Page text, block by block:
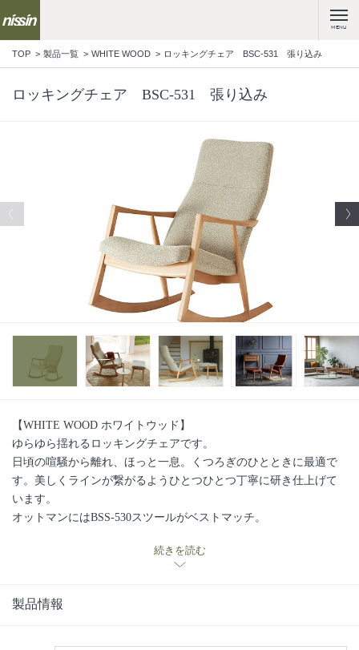
MENU
TOP 製品一覧 WHITE WOOD ロッキングチェア BSC-531 張り込み
ロッキングチェア BSC-531 張り込み
【WHITE WOOD ホワイトウッド】
ゆらゆら揺れるロッキングチェアです。
日頃の喧騒から離れ、ほっと一息。くつろぎのひとときに最適で
す。美しくラインが繋がるようひとつひとつ丁寧に研き仕上げて
います。
オットマンにはBSS-530スツールがベストマッチ。
いただけるパールトーン加工(撥水・防汚加工)も併せてお勧めして
続きを読む
製品情報